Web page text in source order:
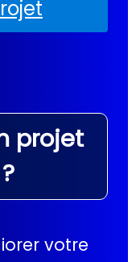
projet
votre